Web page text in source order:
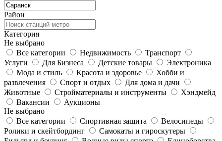
Район
Категория
Не выбрано
Все категории
Недвижимость
Транспорт
Услуги
Для Бизнеса Детские товары
Электроника
Мода и стиль
Красота и здоровье
Хобби и
развлечения
Спорт и отдых
Для дома и дачи
Животные
Стройматериалы и инструменты
Хэндмейд
Вакансии
Аукционы
Не выбрано
Все категории
Спортивная защита
Велосипеды
Ролики и скейтбординг
Самокаты и гироскутеры